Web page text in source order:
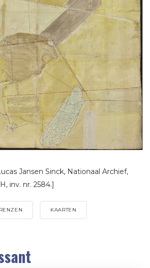
Jansen Sinck, Nationaal Archief,
inv. nr. 2584.]
KAARTEN